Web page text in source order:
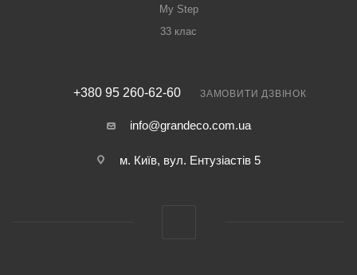
My Step
33 клас
+380 95 260-62-60 ЗАМОВИТИ ДЗВІНОК
info@grandeco.com.ua
м. Київ, вул. Ентузіастів 5